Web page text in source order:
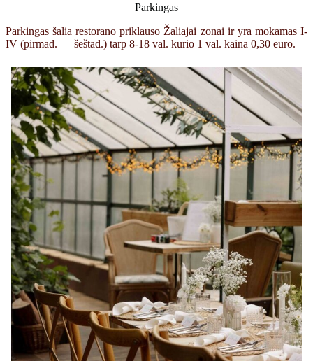
Parkingas
Parkingas šalia restorano priklauso Žaliajai zonai ir yra mokamas I-
IV (pirmad. — šeštad.) tarp 8-18 val. kurio 1 val. kaina 0,30 euro.